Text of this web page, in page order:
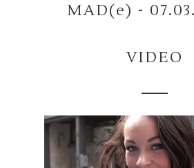
MAD(e) -
VIDEO